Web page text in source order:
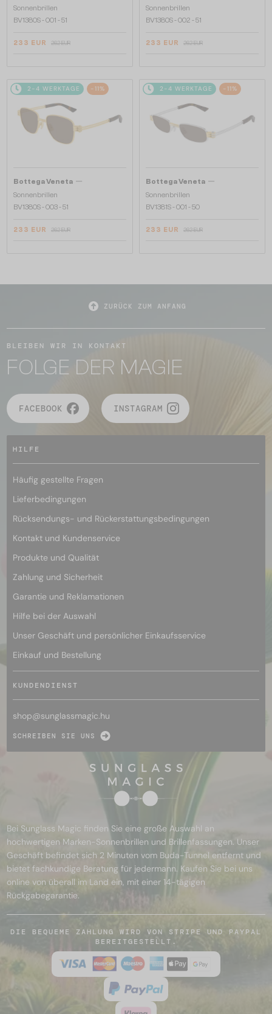
Sonnenbrillen
BV1380S - 001 - 51
233 EUR 262 EUR
Sonnenbrillen
BV1380S - 002 - 51
233 EUR 262 EUR
2-4 WERKTAGE -11%
Bottega Veneta —
Sonnenbrillen
BV1380S - 003 - 51
233 EUR 262 EUR
2-4 WERKTAGE -11%
Bottega Veneta —
Sonnenbrillen
BV1381S - 001 - 50
233 EUR 262 EUR
ZURÜCK ZUM ANFANG
BLEIBEN WIR IN KONTAKT
FOLGE DER MAGIE
FACEBOOK INSTAGRAM
HILFE
Häufig gestellte Fragen
Lieferbedingungen
Rücksendungs- und Rückerstattungsbedingungen
Kontakt und Kundenservice
Produkte und Qualität
Zahlung und Sicherheit
Garantie und Reklamationen
Hilfe bei der Auswahl
Unser Geschäft und persönlicher Einkaufsservice
Einkauf und Bestellung
KUNDENDIENST
shop@sunglassmagic.hu
SCHREIBEN SIE UNS
Bei Sunglass Magic finden Sie eine große Auswahl an
hochwertigen Marken-Sonnenbrillen und Brillenfassungen. Unser
Geschäft befindet sich 2 Minuten vom Buda-Tunnel entfernt und
bietet fachkundige Beratung für jedermann. Kaufen Sie bei uns
online von überall im Land ein, mit einer 14-tägigen
Rückgabegarantie.
DIE BEQUEME ZAHLUNG WIRD VON STRIPE UND PAYPAL
BEREITGESTELLT.